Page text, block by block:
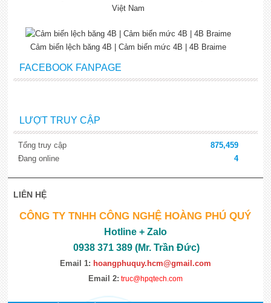
Việt Nam
Cảm biến lệch băng 4B | Cảm biến mức 4B | 4B Braime
FACEBOOK FANPAGE
LƯỢT TRUY CẬP
Tổng truy cập
875,459
Đang online
4
LIÊN HỆ
CÔNG TY TNHH CÔNG NGHỆ HOÀNG PHÚ QUÝ
Hotline + Zalo
0938 371 389 (Mr. Trần Đức)
Email 1: hoangphuquy.hcm@gmail.com
Email 2: truc@hpqtech.com